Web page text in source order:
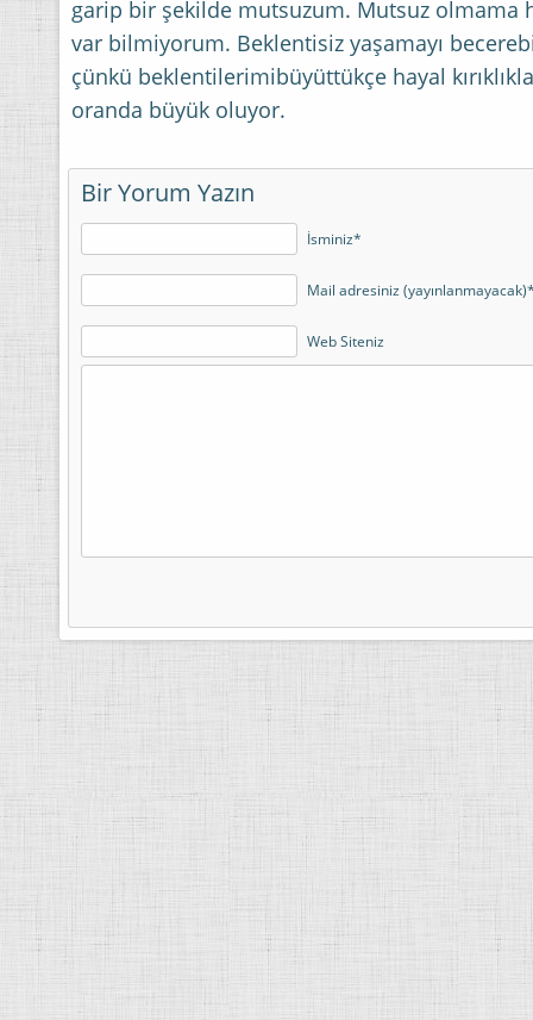
garip bir şekilde mutsuzum. Mutsuz olmama
var bilmiyorum. Beklentisiz yaşamayı
çünkü beklentilerimibüyüttükçe hayal
oranda büyük oluyor.
Bir Yorum Yazın
İsminiz*
Mail adresiniz
Web Siteniz